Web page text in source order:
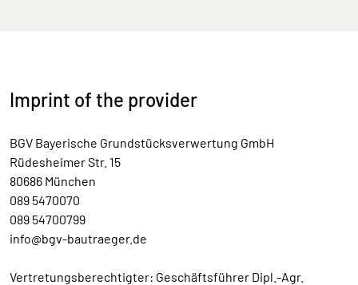
Imprint of the provider
BGV Bayerische Grundstücksverwertung GmbH
Rüdesheimer Str. 15
80686 München
089 5470070
089 54700799
info@bgv-bautraeger.de
Vertretungsberechtigter: Geschäftsführer Dipl.-Agr.